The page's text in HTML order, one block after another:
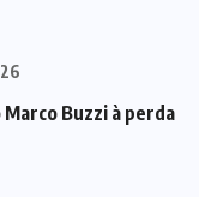
Buzzi à perda